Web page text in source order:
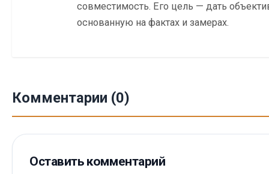
совместимость. Его цель — дать
основанную на фактах и замерах.
Комментарии (0)
Оставить комментарий